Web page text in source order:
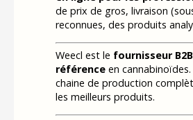
de prix de gros, livraison
reconnues, des produits
Weecl est le fournisseur
référence en
chaine de production
les meilleurs produits.